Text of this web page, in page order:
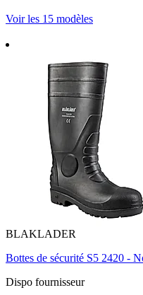
Voir les 15 modèles
BLAKLADER
Bottes de sécurité S5 2420 -
Dispo fournisseur